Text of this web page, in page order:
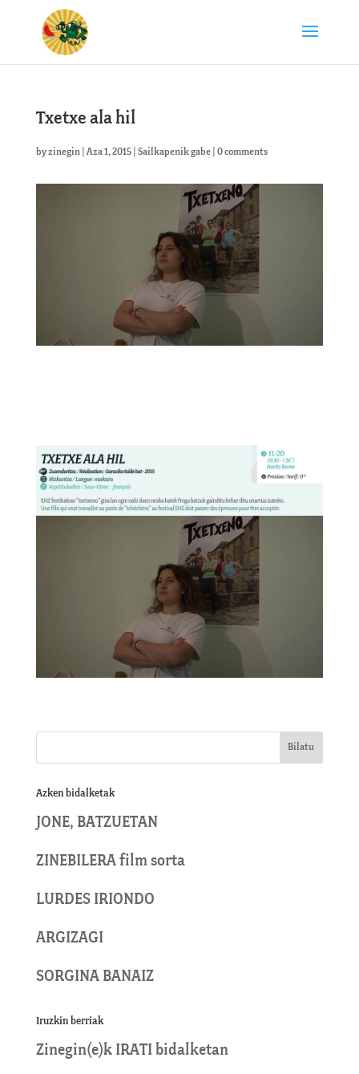
Txetxe ala hil
byzinegin| Aza 1, 2015| Sailkapenik gabe| 0 comments
Azken bidalketak
JONE, BATZUETAN
ZINEBILERA film sorta
LURDES IRIONDO
ARGIZAGI
SORGINA BANAIZ
Iruzkin berriak
Zinegin(e)k IRATI bidalketan